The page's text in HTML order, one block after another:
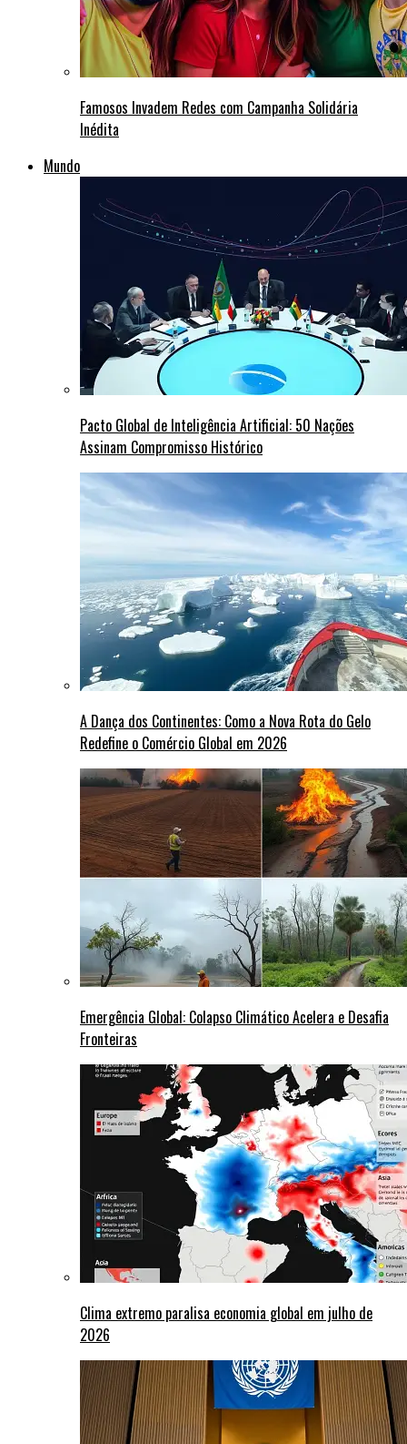
Famosos Invadem Redes com Campanha Solidária
Inédita
Mundo
Pacto Global de Inteligência Artificial: 50 Nações
Assinam Compromisso Histórico
A Dança dos Continentes: Como a Nova Rota do Gelo
Redefine o Comércio Global em 2026
Emergência Global: Colapso Climático Acelera e Desafia
Fronteiras
Clima extremo paralisa economia global em julho de
2026